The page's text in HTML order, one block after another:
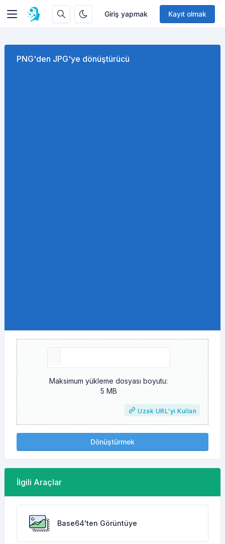
Giriş yapmak Kayıt olmak
PNG'den JPG'ye dönüştürücü
Maksimum yükleme dosyası boyutu:
5 MB
Uzak URL'yi Kullan
Dönüştürmek
İlgili Araçlar
Base64'ten Görüntüye